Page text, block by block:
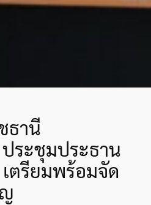
ธานี
ระชุมประธาน
ตรียมพร้อมจัด